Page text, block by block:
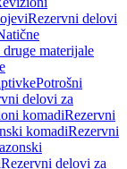
Rezervni delovi
druge materijale
Potrošni
delovi za
komadiRezervni
komadiRezervni
Rezervni delovi za